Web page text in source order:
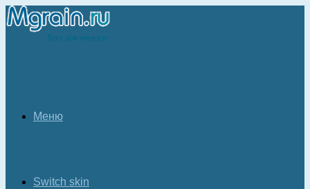
Меню
Switch skin